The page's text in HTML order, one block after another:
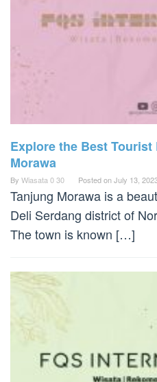
Explore the Best
Morawa
By Wiasata 0 30 Posted onJuly 13,
Tanjung Morawa is a
Deli Serdang district of
The town is known […]